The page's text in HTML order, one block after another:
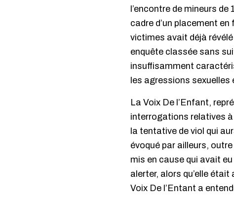
l’encontre de mineurs
cadre d’un placement en
victimes avait déjà
enquête classée sans
insuffisamment
les agressions
La Voix De l’Enfant,
interrogations relatives à
la tentative de viol qui
évoqué par ailleurs,
mis en cause qui avait
alerter, alors qu’elle
Voix De l’Entant a